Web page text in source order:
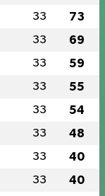
33 73
33 69
33 59
33 55
33 54
33 48
33 40
33 40